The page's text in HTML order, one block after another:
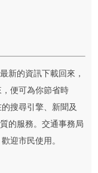
新的資訊下載回來，
便可為你節省時
搜尋引擎、新聞及
的服務。交通事務局
迎市民使用。